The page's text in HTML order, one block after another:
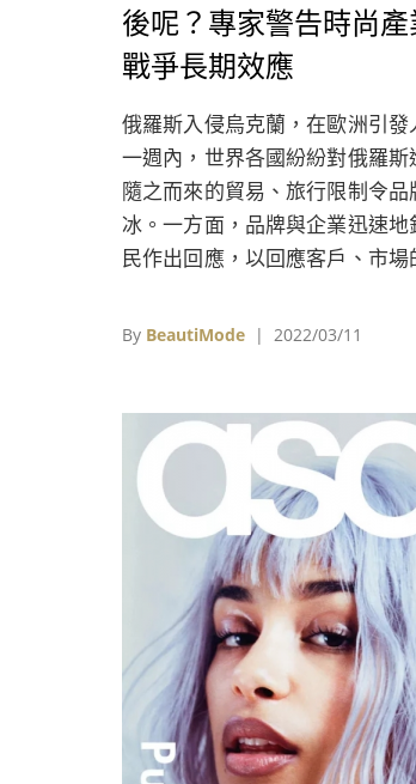
後呢？專家警告時尚
戰爭長期效應
俄羅斯入侵烏克蘭，在歐洲引
一週內，世界各國紛紛對俄羅斯
隨之而來的貿易、旅行限制令
冰。一方面，品牌與企業迅速
民作出回應，以回應客戶、市
LVMH等時尚集團，也分吸對
By BeautiMode | 2022/03/11